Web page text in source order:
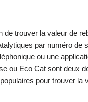
de trouver la valeur de
par numéro de
ou une
ou Eco Cat sont deux
pour trouver la